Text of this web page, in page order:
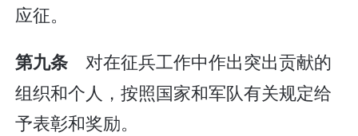
应征。
第九条 对在征兵工作中作出突出贡献的
组织和个人，按照国家和军队有关规定给
予表彰和奖励。